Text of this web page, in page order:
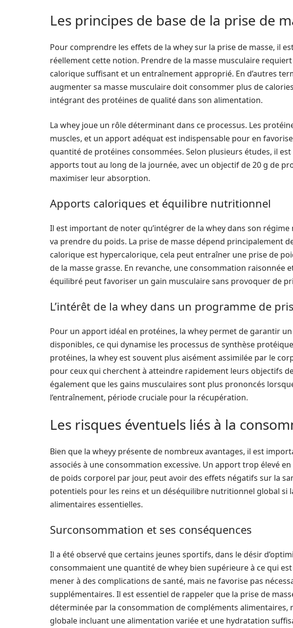
Les principes de base de la prise de
Pour comprendre les effets de la whey sur la prise de masse, il
réellement cette notion. Prendre de la masse musculaire
calorique suffisant et un entraînement approprié. En d’autres
augmenter sa masse musculaire doit consommer plus de calories
intégrant des protéines de qualité dans son alimentation.
La whey joue un rôle déterminant dans ce processus. Les
muscles, et un apport adéquat est indispensable pour en
quantité de protéines consommées. Selon plusieurs études, il
apports tout au long de la journée, avec un objectif de 20 g de
maximiser leur absorption.
Apports caloriques et équilibre nutritionnel
Il est important de noter qu’intégrer de la whey dans son régime
va prendre du poids. La prise de masse dépend principalement
calorique est hypercalorique, cela peut entraîner une prise de
de la masse grasse. En revanche, une consommation raisonnée
équilibré peut favoriser un gain musculaire sans provoquer de
L’intérêt de la whey dans un programme de
Pour un apport idéal en protéines, la whey permet de garantir un
disponibles, ce qui dynamise les processus de synthèse
protéines, la whey est souvent plus aisément assimilée par le
pour ceux qui cherchent à atteindre rapidement leurs objectifs
également que les gains musculaires sont plus prononcés
l’entraînement, période cruciale pour la récupération.
Les risques éventuels liés à la
Bien que la wheyy présente de nombreux avantages, il est
associés à une consommation excessive. Un apport trop élevé
de poids corporel par jour, peut avoir des effets négatifs sur la
potentiels pour les reins et un déséquilibre nutritionnel global si
alimentaires essentielles.
Surconsommation et ses conséquences
Il a été observé que certains jeunes sportifs, dans le désir
consommaient une quantité de whey bien supérieure à ce qui
mener à des complications de santé, mais ne favorise pas
supplémentaires. Il est essentiel de rappeler que la prise de
déterminée par la consommation de compléments alimentaires,
globale incluant une alimentation variée et une hydratation